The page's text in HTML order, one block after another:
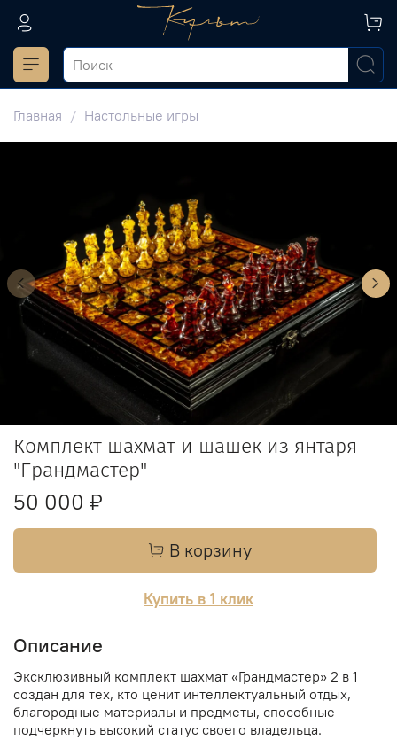
Главная Настольные игры
Комплект шахмат и шашек из янтаря
"Грандмастер"
50 000 ₽
В корзину
Купить в 1 клик
Описание
Эксклюзивный комплект шахмат «Грандмастер» 2 в 1
создан для тех, кто ценит интеллектуальный отдых,
благородные материалы и предметы, способные
подчеркнуть высокий статус своего владельца.